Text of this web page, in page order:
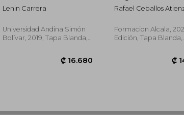
supera al ver
Lenin Carrera
Universidad Andina Simón
Bolívar, 2019, Tapa Blanda,
Actividades Para
Personas
Instituciones-2 ed
Rafael Ceballos
Formacion Alcala,
Edición, Tapa Blanda,